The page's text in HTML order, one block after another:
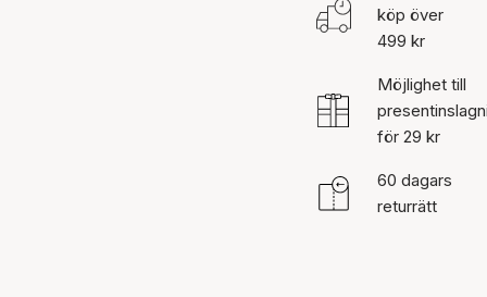
köp över
499 kr
Möjlighet till
för 29 kr
60 dagars
returrätt